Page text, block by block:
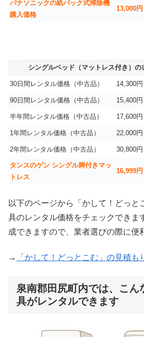
パナソニックの紙パック式掃除機
購入価格
13,000円
シングルベッド（マットレス付き）
30日間レンタル価格（中古品） 14,300円
90日間レンタル価格（中古品） 15,400円
半年間レンタル価格（中古品） 17,600円
1年間レンタル価格（中古品） 22,000円
2年間レンタル価格（中古品） 30,800円
タンスのゲン シングル脚付きマッ
トレス
16,999
以下のページから「かして！どっと
具のレンタル価格をチェックできま
成できますので、業者選びの際に便
→ 「かして！どっとこむ」の見積も
泉南郡田尻町内では、こん
具がレンタルできます